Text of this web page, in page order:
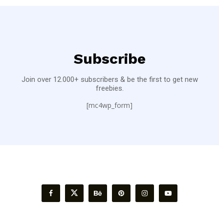
Subscribe
Join over 12.000+ subscribers & be the first to get new
freebies.
[mc4wp_form]